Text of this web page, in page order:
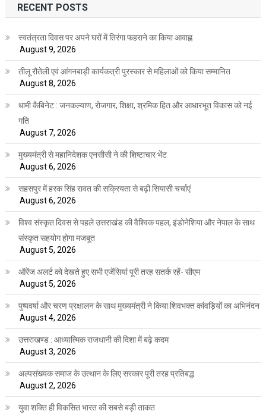
RECENT POSTS
स्वतंत्रता दिवस पर अपने घरों में तिरंगा फहराने का किया आवाह्न
August 9, 2026
तीलू रौतेली एवं आंगनबाड़ी कार्यकत्री पुरस्कार से महिलाओं को किया सम्मानित
August 8, 2026
धामी कैबिनेट : जनकल्याण, रोजगार, शिक्षा, श्रमिक हित और आधारभूत विकास को नई
गति
August 7, 2026
मुख्यमंत्री से महानिदेशक एनसीसी ने की शिष्टाचार भेंट
August 6, 2026
सहसपुर में हरक सिंह रावत की सक्रियता से बढ़ी सियासी चर्चाएं
August 6, 2026
विश्व संस्कृत दिवस से पहले उत्तराखंड की वैश्विक पहल, इंडोनेशिया और नेपाल के साथ
संस्कृत सहयोग होगा मजबूत
August 5, 2026
ऑरेंज अलर्ट को देखते हुए सभी एजेंसियां पूरी तरह सतर्क रहें- सीएम
August 5, 2026
पुष्पवर्षा और चरण प्रक्षालन के साथ मुख्यमंत्री ने किया शिवभक्त कांवड़ियों का अभिनंदन
August 4, 2026
उत्तराखण्ड : आध्यात्मिक राजधानी की दिशा में बढ़े कदम
August 3, 2026
अल्पसंख्यक समाज के उत्थान के लिए सरकार पूरी तरह प्रतिबद्ध
August 2, 2026
युवा शक्ति ही विकसित भारत की सबसे बड़ी ताकत